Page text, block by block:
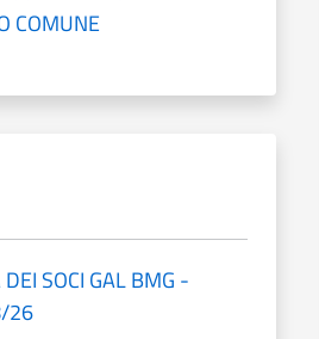
COMUNE
SOCI GAL BMG -
26